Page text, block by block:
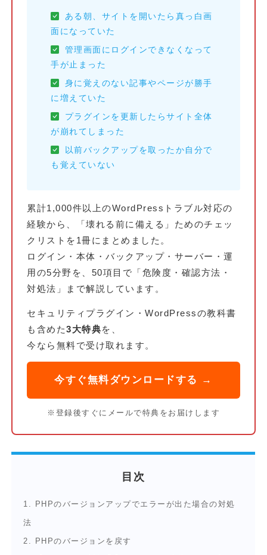
ある朝、サイトを開いたら真っ白画
面になっていた
管理画面にログインできなくなって
手が止まった
身に覚えのない記事やページが勝手
に増えていた
プラグインを更新したらサイト全体
が崩れてしまった
以前バックアップを取ったか自分で
も覚えていない
累計1,000件以上のWordPressトラブル対応の
経験から、「壊れる前に備える」ためのチェッ
クリストを1冊にまとめました。
ログイン・本体・バックアップ・サーバー・運
用の5分野を、50項目で「危険度・確認方法・
対処法」まで解説しています。
セキュリティプラグイン・WordPressの教科書
も含めた3大特典を、
今なら無料で受け取れます。
今すぐ無料ダウンロードする →
※登録後すぐにメールで特典をお届けします
目次
1. PHPのバージョンアップでエラーが出た場合の対処
法
2. PHPのバージョンを戻す